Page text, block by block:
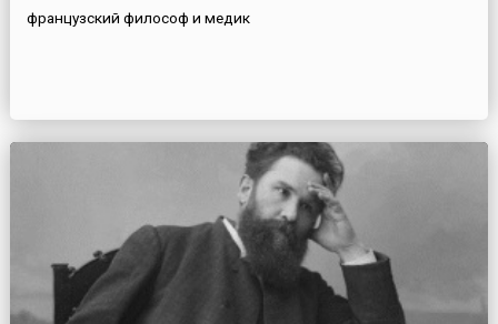
французский философ и медик